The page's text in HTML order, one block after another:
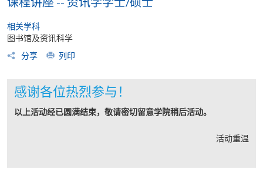
相关学科
图书馆及资讯科学
分享
列印
感谢各位热烈参与！
以上活动经已圆满结束，敬请密切留意学院稍后活动。
活动重温